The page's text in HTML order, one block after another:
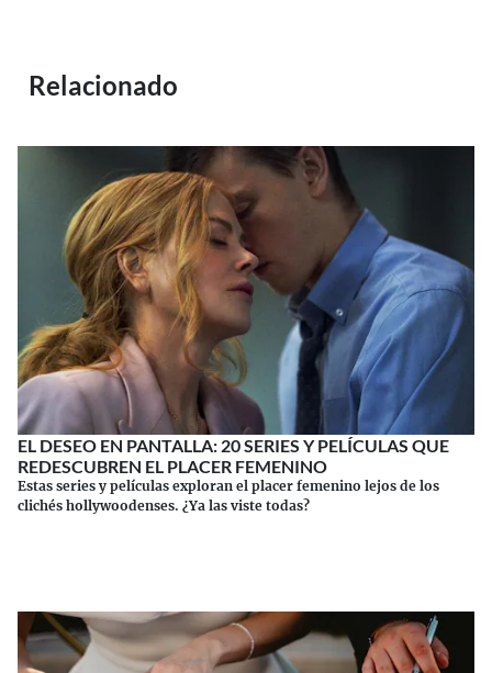
Relacionado
EL DESEO EN PANTALLA: 20 SERIES Y PELÍCULAS QUE
REDESCUBREN EL PLACER FEMENINO
Estas series y películas exploran el placer femenino lejos de los
clichés hollywoodenses. ¿Ya las viste todas?